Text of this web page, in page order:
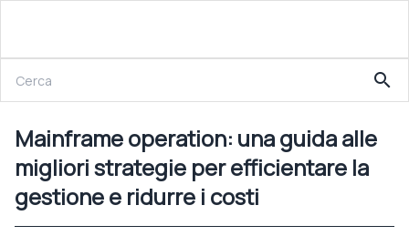
Mainframe operation: una guida alle migliori strategie per efficientare la gestione e ridurre i costi
search
Mainframe operation: una guida alle
migliori strategie per efficientare la
gestione e ridurre i costi